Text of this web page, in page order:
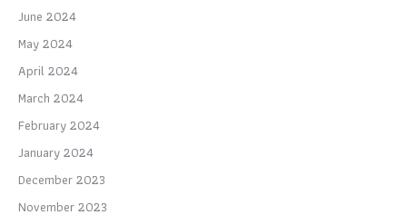
June 2024
May 2024
April 2024
March 2024
February 2024
January 2024
December 2023
November 2023